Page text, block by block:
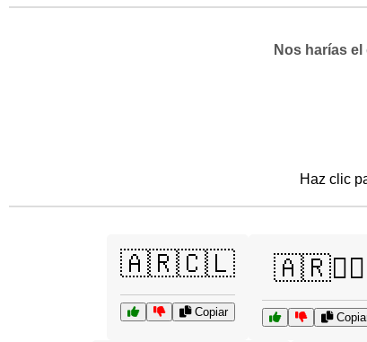
Nos harías
Haz clic
🇦🇷🇨🇱
Copiar
🇦🇷🏴‍☠️